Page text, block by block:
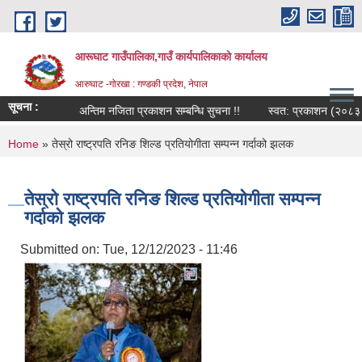
Skip to main content
आरूघाट गाउँपालिका,गाउँ कार्यपालिकाको कार्यालय
आरुघाट -गोरखा : गण्डकी प्रदेश, नेपाल
सूचना :
। अन्तिम नजिता प्रकाशन सम्बन्धि सुचना !! स्वत: प्रकाशन (२०८३ वैशाख
You are here
Home » तेस्रो राष्ट्रपति रनिङ शिल्ड प्रतियोगीता सम्पन्न गर्दाको झलक
तेस्रो राष्ट्रपति रनिङ शिल्ड प्रतियोगीता सम्पन्न
गर्दाको झलक
Submitted on: Tue, 12/12/2023 - 11:46